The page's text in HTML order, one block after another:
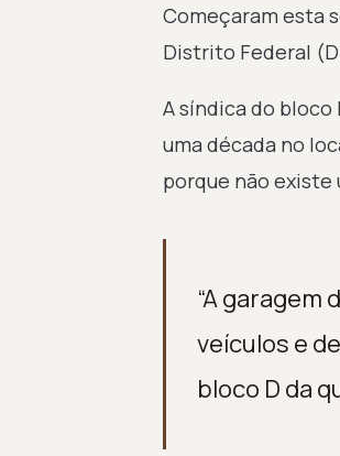
Começaram esta
Distrito Federal
A síndica do bloco
uma década no
porque não existe
“A garagem
veículos e
bloco D da